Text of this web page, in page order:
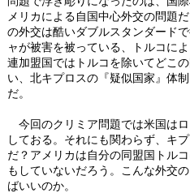
メリカによる自国中心外交の問題
の外交は酷いダブルスタンダード
ャが被害を被っている、トルコに
連加盟国ではトルコを除いてどこ
い、北キプロスの『疑似国家』体
だ。
今回のクリミア問題では米国は
しておる。それにも関わらず、キ
だ？アメリカは自分の同盟国トル
もしていないだろう。こんな外交
ばいいのか。